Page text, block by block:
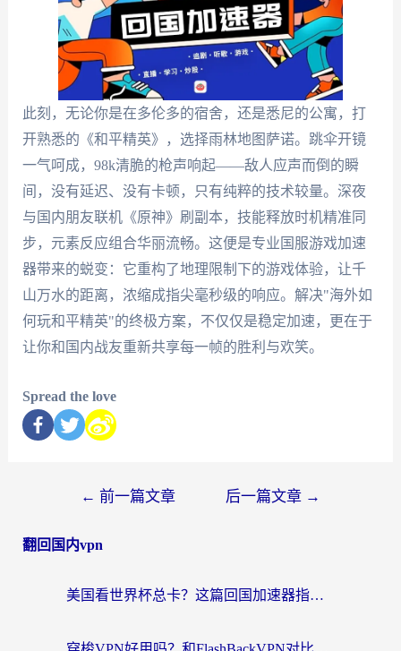
此刻，无论你是在多伦多的宿舍，还是悉尼的公寓，打
开熟悉的《和平精英》，选择雨林地图萨诺。跳伞开镜
一气呵成，98k清脆的枪声响起——敌人应声而倒的瞬
间，没有延迟、没有卡顿，只有纯粹的技术较量。深夜
与国内朋友联机《原神》刷副本，技能释放时机精准同
步，元素反应组合华丽流畅。这便是专业国服游戏加速
器带来的蜕变：它重构了地理限制下的游戏体验，让千
山万水的距离，浓缩成指尖毫秒级的响应。解决"海外如
何玩和平精英"的终极方案，不仅仅是稳定加速，更在于
让你和国内战友重新共享每一帧的胜利与欢笑。
Spread the love
← 前一篇文章 后一篇文章 →
翻回国内vpn
美国看世界杯总卡？这篇回国加速器指南帮你无缝刷国内资源（附苹果手机VPN设置步骤）